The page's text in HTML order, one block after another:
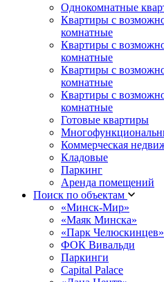
Однокомнатные
Квартиры с
комнатные
Квартиры с
комнатные
Квартиры с
комнатные
Квартиры с
комнатные
Готовые квартиры
Коммерческая
Кладовые
Паркинг
Аренда помещений
Поиск по объектам
«Минск-Мир»
«Маяк Минска»
«Парк Челюскинцев»
ФОК Вивальди
Паркинги
Capital Palace